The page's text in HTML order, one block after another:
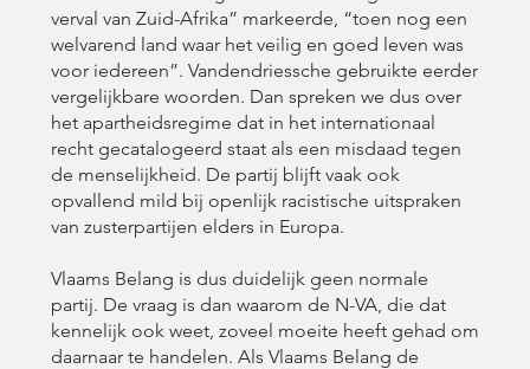
verval van Zuid-Afrika” markeerde, “toen nog een
welvarend land waar het veilig en goed leven was
voor iedereen”. Vandendriessche gebruikte eerder
vergelijkbare woorden. Dan spreken we dus over
het apartheidsregime dat in het internationaal
recht gecatalogeerd staat als een misdaad tegen
de menselijkheid. De partij blijft vaak ook
opvallend mild bij openlijk racistische uitspraken
van zusterpartijen elders in Europa.
Vlaams Belang is dus duidelijk geen normale
partij. De vraag is dan waarom de N-VA, die dat
kennelijk ook weet, zoveel moeite heeft gehad om
daarnaar te handelen. Als Vlaams Belang de